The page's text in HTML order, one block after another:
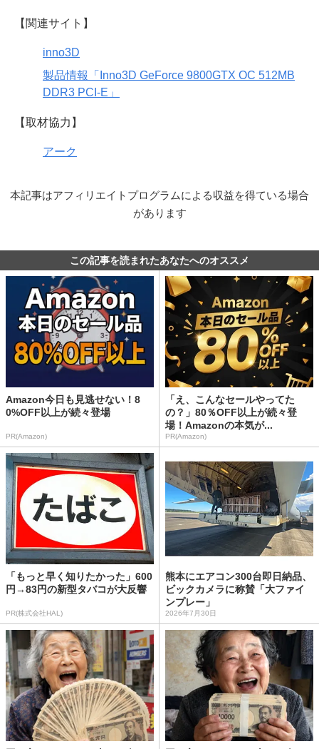
【関連サイト】
inno3D
製品情報「Inno3D GeForce 9800GTX OC 512MB
DDR3 PCI-E」
【取材協力】
アーク
本記事はアフィリエイトプログラムによる収益を得ている場合
があります
この記事を読まれたあなたへのオススメ
Amazon今日も見逃せない！8
0%OFF以上が続々登場
PR(Amazon)
「え、こんなセールやってた
の？」80％OFF以上が続々登
場！Amazonの本気が...
PR(Amazon)
「もっと早く知りたかった」600
円→83円の新型タバコが大反響
PR(株式会社HAL)
熊本にエアコン300台即日納品、
ビックカメラに称賛「大ファイ
ンプレー」
2026年7月30日